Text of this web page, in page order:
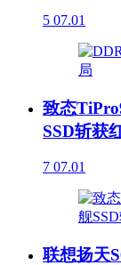
5 07.01
致态
SSD斩获
7 07.01
联想扬天